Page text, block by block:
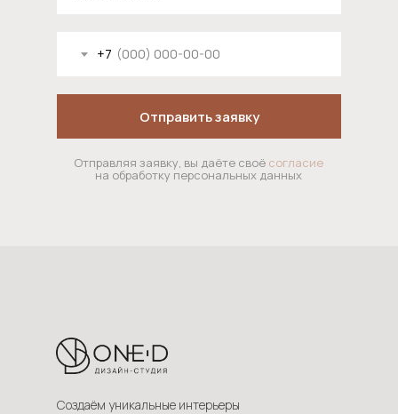
Отправляя заявку, вы даёте своё согласие
на обработку персональных данных
+7
Отправить заявку
Создаём уникальные интерьеры
АДРЕС